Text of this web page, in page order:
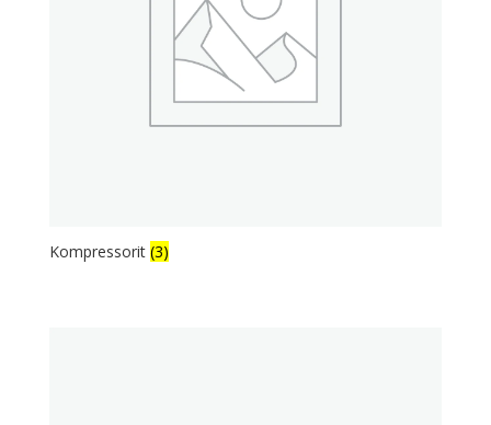
Kompressorit (3)